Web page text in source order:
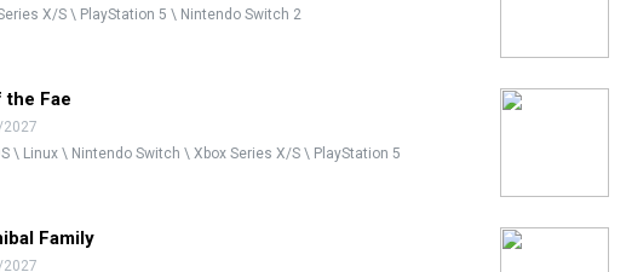
X/S \ PlayStation 5 \ Nintendo Switch 2
the Fae
2027
\ Linux \ Nintendo Switch \ Xbox Series X/S \ PlayStation 5
Family
2027